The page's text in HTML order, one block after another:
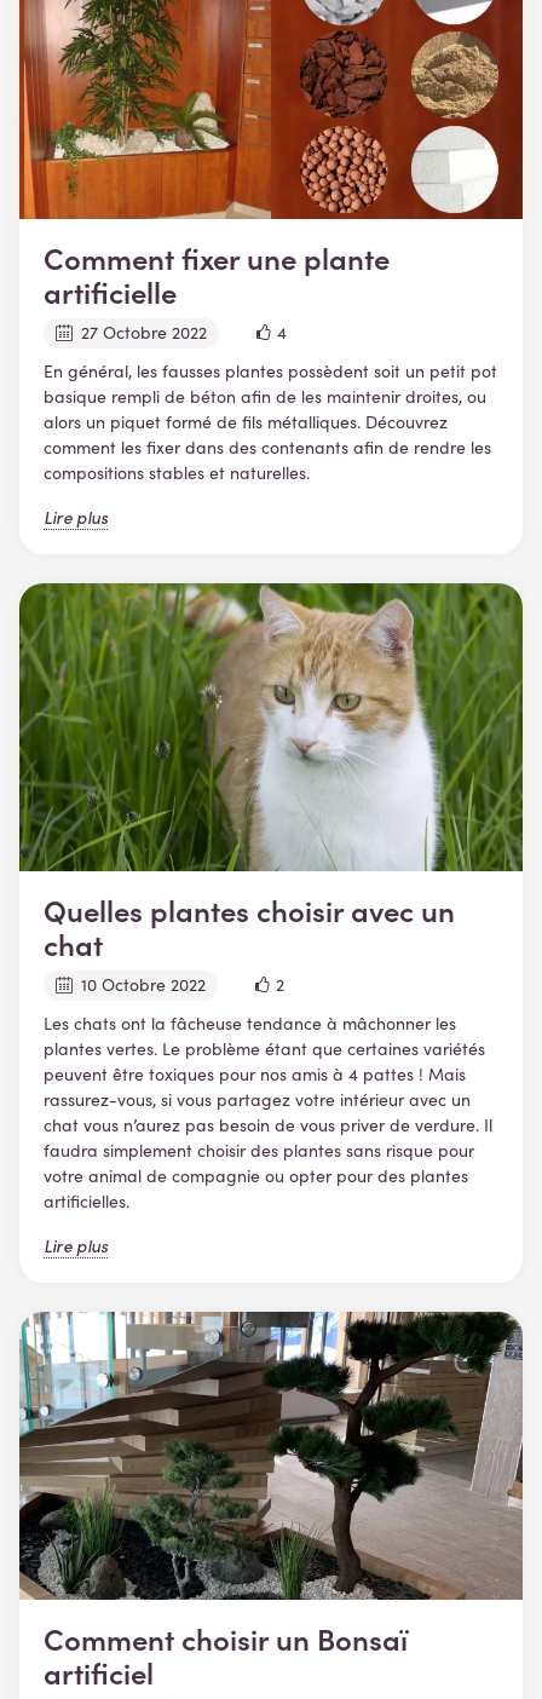
Comment fixer une plante
artificielle
27 Octobre 2022
4
En général, les fausses plantes possèdent soit un petit pot
basique rempli de béton afin de les maintenir droites, ou
alors un piquet formé de fils métalliques. Découvrez
comment les fixer dans des contenants afin de rendre les
compositions stables et naturelles.
Lire plus
Quelles plantes choisir avec un
chat
10 Octobre 2022
2
Les chats ont la fâcheuse tendance à mâchonner les
plantes vertes. Le problème étant que certaines variétés
peuvent être toxiques pour nos amis à 4 pattes ! Mais
rassurez-vous, si vous partagez votre intérieur avec un
chat vous n’aurez pas besoin de vous priver de verdure. Il
faudra simplement choisir des plantes sans risque pour
votre animal de compagnie ou opter pour des plantes
artificielles.
Lire plus
Comment choisir un Bonsaï
artificiel